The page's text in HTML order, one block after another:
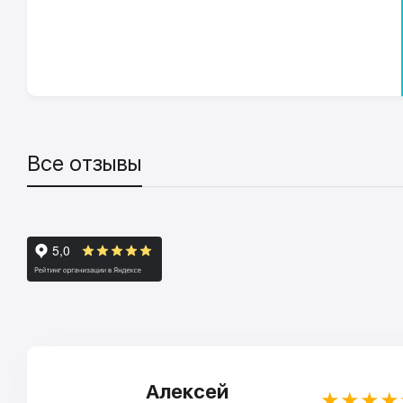
Все отзывы
Алексей